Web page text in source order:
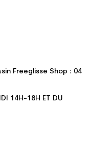
Freeglisse Shop : 04
14H-18H ET DU